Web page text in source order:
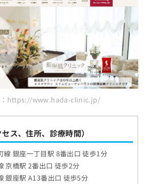
https://www.hada-clinic.jp/
ス、住所、診療時間）
線 銀座一丁目駅 8番出口 徒歩1分
京橋駅 2番出口 徒歩2分
銀座駅 A13番出口 徒歩5分